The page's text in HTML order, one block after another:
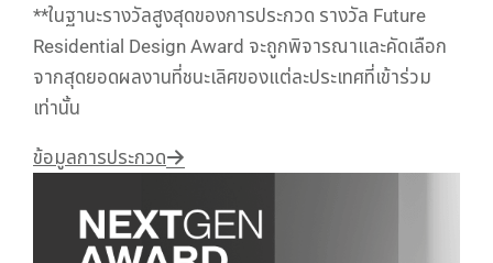
**ในฐานะรางวัลสูงสุดของการประกวด รางวัล Future
Residential Design Award จะถูกพิจารณาและคัดเลือก
จากสุดยอดผลงานที่ชนะเลิศของแต่ละประเทศที่เข้าร่วม
เท่านั้น
ข้อมูลการประกวด